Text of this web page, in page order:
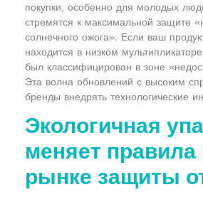
покупки, особенно для молодых
стремятся к максимальной защите
солнечного ожога». Если ваш
находится в низком
был классифицирован в зоне
Эта волна обновлений с высоким
бренды внедрять технологические
Экологичная
меняет
рынке защиты